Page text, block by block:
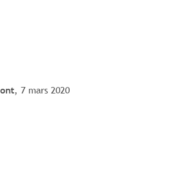
, 7 mars 2020